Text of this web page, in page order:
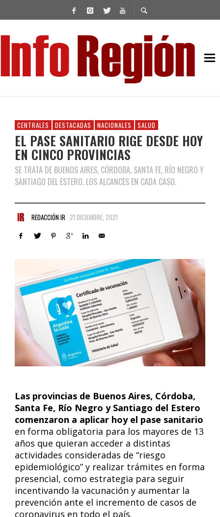
CENTRALES DESTACADAS NACIONALES SALUD
EL PASE SANITARIO RIGE DESDE HOY
EN CINCO PROVINCIAS
SE TRATA DE BUENOS AIRES, CÓRDOBA, SANTA FE, RÍO NEGRO Y
SANTIAGO DEL ESTERO. LOS ALCANCES EN CADA CASO.
REDACCIÓN IR 21 DICIEMBRE, 2021
Las provincias de Buenos Aires, Córdoba,
Santa Fe, Río Negro y Santiago del Estero
comenzaron a aplicar hoy el pase sanitario
en forma obligatoria para los mayores de 13
años que quieran acceder a distintas
actividades consideradas de “riesgo
epidemiológico” y realizar trámites en forma
presencial, como estrategia para seguir
incentivando la vacunación y aumentar la
prevención ante el incremento de casos de
coronavirus en todo el país.